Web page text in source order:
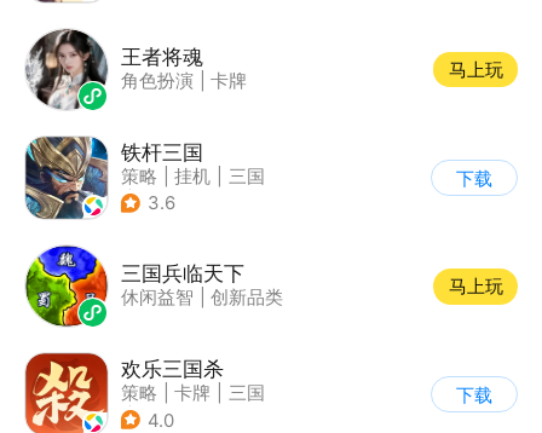
王者将魂
角色扮演 卡牌
马上玩
铁杆三国
策略 挂机
三国
| 中国风
3.6
下载
三国兵临天下
休闲益智 创新品类
马上玩
欢乐三国杀
策略 卡牌
三国
| 三国杀
4.0
下载